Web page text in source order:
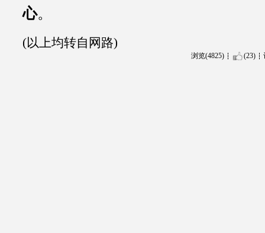
心。
(以上均转自网路)
浏览(4825) (23)